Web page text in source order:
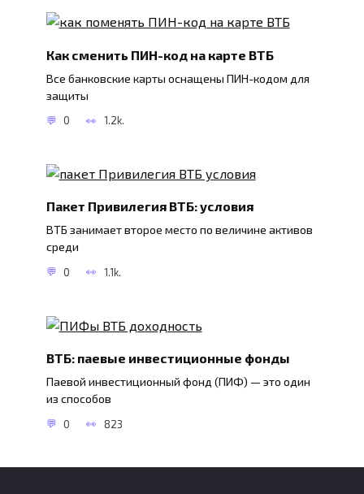
Как сменить ПИН-код на карте ВТБ
Все банковские карты оснащены ПИН-кодом для
защиты
0 1.2k.
Пакет Привилегия ВТБ: условия
ВТБ занимает второе место по величине активов
среди
0 1.1k.
ВТБ: паевые инвестиционные фонды
Паевой инвестиционный фонд (ПИФ) — это один
из способов
0 823